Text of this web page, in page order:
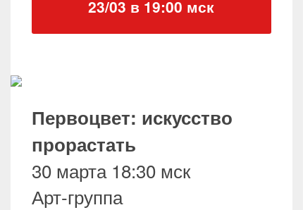
23/03 в 19:00 мск
Первоцвет: искусство
прорастать
30 марта 18:30 мск
Арт-группа